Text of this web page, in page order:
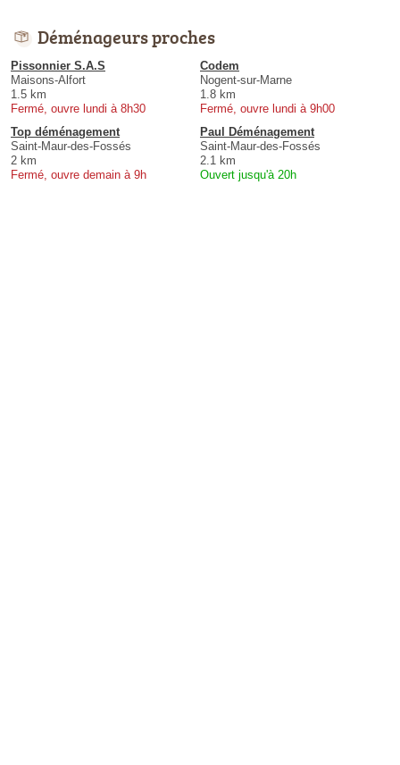
Déménageurs proches
Pissonnier S.A.S
Maisons-Alfort
1.5 km
Fermé, ouvre lundi à 8h30
Codem
Nogent-sur-Marne
1.8 km
Fermé, ouvre lundi à 9h00
Top déménagement
Saint-Maur-des-Fossés
2 km
Fermé, ouvre demain à 9h
Paul Déménagement
Saint-Maur-des-Fossés
2.1 km
Ouvert jusqu'à 20h